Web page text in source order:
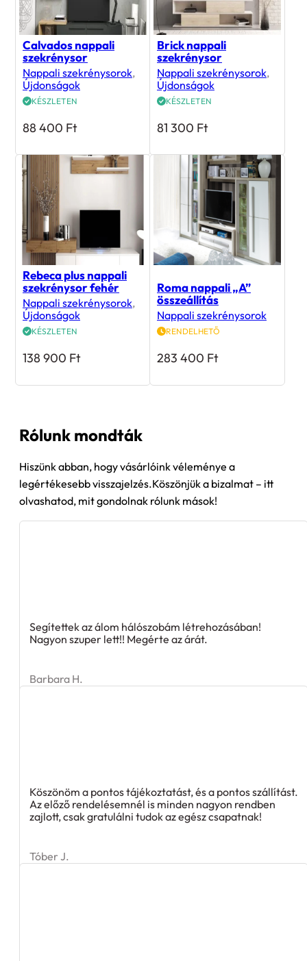
Calvados nappali
szekrénysor
Nappali szekrénysorok,
Újdonságok
KÉSZLETEN
88 400 Ft
Brick nappali
szekrénysor
Nappali szekrénysorok,
Újdonságok
KÉSZLETEN
81 300 Ft
Rebeca plus nappali
szekrénysor fehér
Nappali szekrénysorok,
Újdonságok
KÉSZLETEN
138 900 Ft
Roma nappali „A”
összeállítás
Nappali szekrénysorok
RENDELHETŐ
283 400 Ft
Rólunk mondták
Hiszünk abban, hogy vásárlóink véleménye a
legértékesebb visszajelzés.Köszönjük a bizalmat – itt
olvashatod, mit gondolnak rólunk mások!
Segítettek az álom hálószobám létrehozásában!
Nagyon szuper lett!! Megérte az árát.
Barbara H.
Köszönöm a pontos tájékoztatást, és a pontos szállítást.
Az előző rendelésemnél is minden nagyon rendben
zajlott, csak gratulálni tudok az egész csapatnak!
Tóber J.